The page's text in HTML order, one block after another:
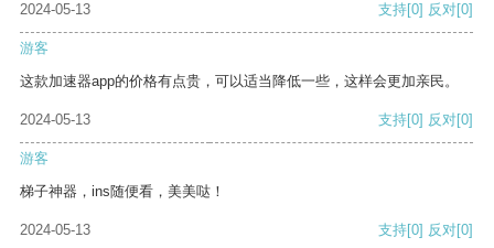
2024-05-13 支持[0] 反对[0]
游客
这款加速器app的价格有点贵，可以适当降低一些，这样会更加亲民。
2024-05-13 支持[0] 反对[0]
游客
梯子神器，ins随便看，美美哒！
2024-05-13 支持[0] 反对[0]